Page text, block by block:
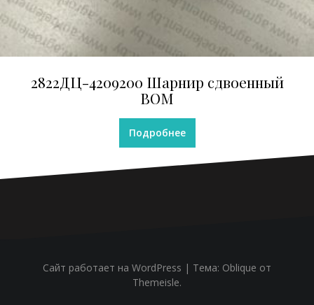
2822ДЦ-4209200 Шарнир сдвоенный
ВОМ
Подробнее
Сайт работает на WordPress | Тема: Oblique от
Themeisle.